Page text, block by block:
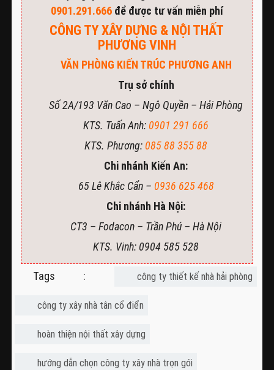
0901.291.666để được tư vấn miễn phí
CÔNG TY XÂY DỰNG & NỘI THẤT
PHƯƠNG VINH
VĂN PHÒNG KIẾN TRÚC PHƯƠNG ANH
Trụ sở chính
Số 2A/193 Văn Cao – Ngô Quyền – Hải Phòng
KTS. Tuấn Anh: 0901 291 666
KTS. Phương: 085 88 355 88
Chi nhánh Kiến An:
65 Lê Khắc Cẩn – 0936 625 468
Chi nhánh Hà Nội:
CT3 – Fodacon – Trần Phú – Hà Nội
KTS. Vinh: 0904 585 528
Tags : công ty thiết kế nhà hải phòng
công ty xây nhà tân cổ điển
hoàn thiện nội thất xây dựng
hướng dẫn chọn công ty xây nhà trọn gói